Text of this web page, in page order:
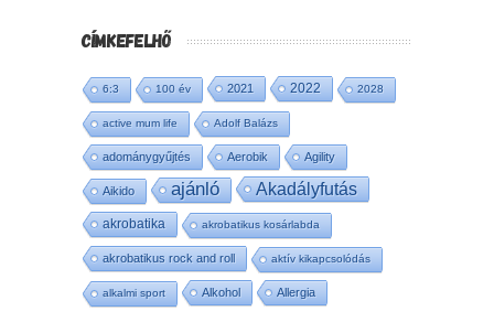
CÍMKEFELHŐ
6:3 100 év 2021 2022 2028
active mum life Adolf Balázs
adománygyűjtés Aerobik Agility
Aikido ajánló Akadályfutás
akrobatika akrobatikus kosárlabda
akrobatikus rock and roll aktív kikapcsolódás
alkalmi sport Alkohol Allergia